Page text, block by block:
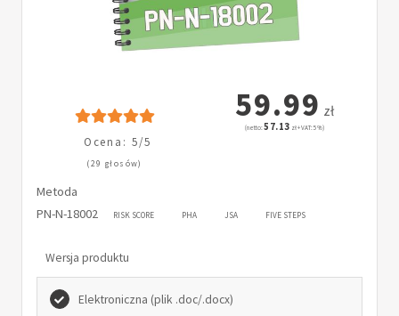
Ocena: 5/5
(29 głosów)
59.99 zł
(netto:57.13 zł + VAT: 5%)
Metoda
PN-N-18002
RISK SCORE PHA JSA FIVE STEPS
Wersja produktu
Elektroniczna (plik .doc/.docx)